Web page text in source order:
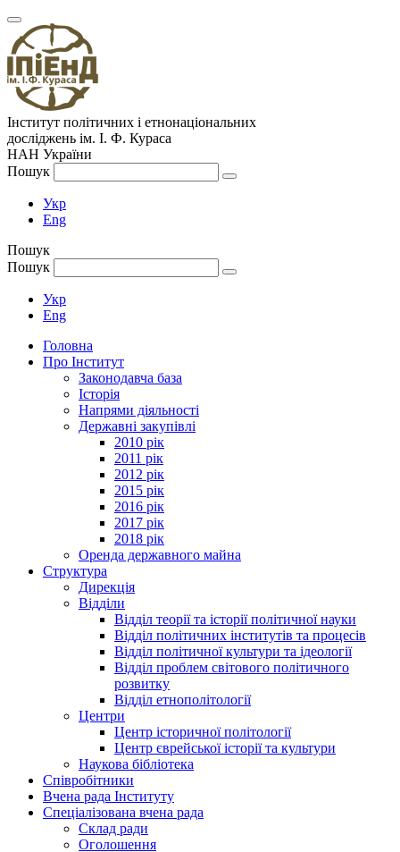
Інститут політичних і етнонаціональних
досліджень ім. І. Ф. Кураса
НАН України
Пошук
Укр
Eng
Пошук
Пошук
Укр
Eng
Головна
Про Інститут
Законодавча база
Історія
Напрями діяльності
Державні закупівлі
2010 рік
2011 рік
2012 рік
2015 рік
2016 рік
2017 рік
2018 рік
Оренда державного майна
Структура
Дирекція
Відділи
Відділ теорії та історії політичної науки
Відділ політичних інститутів та процесів
Відділ політичної культури та ідеології
Відділ проблем світового політичного
розвитку
Відділ етнополітології
Центри
Центр історичної політології
Центр єврейської історії та культури
Наукова бібліотека
Співробітники
Вчена рада Інституту
Спеціалізована вчена рада
Склад ради
Оголошення